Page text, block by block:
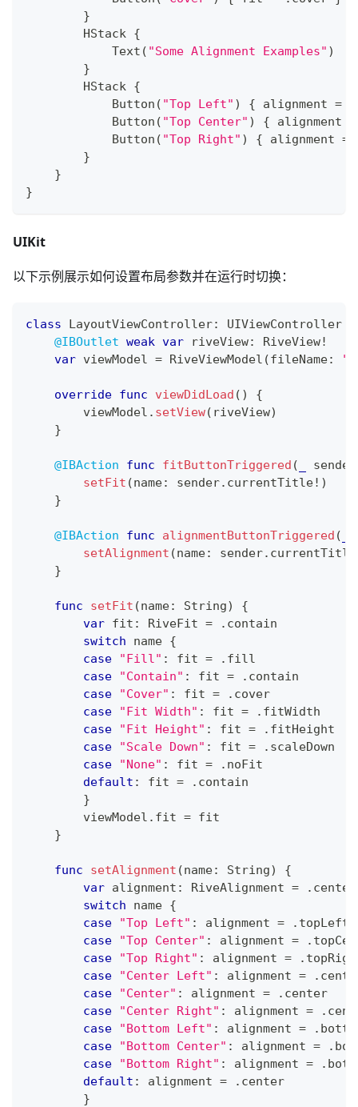
}
HStack {
Text ( "Some Alignment Examples" )
}
HStack {
Button ( "Top Left" ) { alignment =
Button ( "Top Center" ) { alignment
Button ( "Top Right" ) { alignment =
}
}
}
UIKit
以下示例展示如何设置布局参数并在运行时切换：
class LayoutViewController: UIViewController
@IBOutlet weak var riveView: RiveView!
var viewModel = RiveViewModel (fileName:
override func viewDidLoad ( )
{
        viewModel
. setView( riveView)
}
@IBAction func fitButtonTriggered ( sender
setFit (name: sender. currentTitle! )
}
@IBAction func alignmentButtonTriggered (
setAlignment (name: sender. currentTitle
}
func setFit (name: String)
{
var fit : RiveFit = . contain
switch name {
case
"Fill" : fit = . fill
case
"Contain" : fit = . contain
case
"Cover" : fit = . cover
case
"Fit Width" : fit = . fitWidth
case
"Fit Height" : fit = . fitHeight
case
"Scale Down" : fit = . scaleDown
case
"None" : fit = . noFit
default : fit = . contain
}
        viewModel
. fit = fit
}
func setAlignment (name: String)
{
var alignment : RiveAlignment = . center
switch name {
case
"Top Left" : alignment = . topLeft
case
"Top Center" : alignment = .
case
"Top Right" : alignment = .
case
"Center Left" : alignment = .
case
"Center" : alignment = . center
case
"Center Right" : alignment = .
case
"Bottom Left" : alignment = .
case
"Bottom Center" : alignment = .
case
"Bottom Right" : alignment = .
default : alignment = . center
}